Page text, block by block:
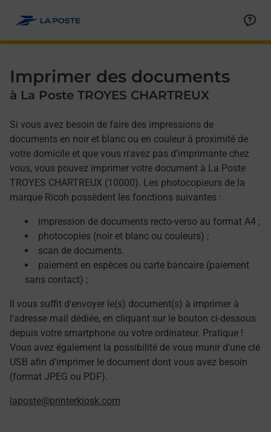
Imprimer des documents
à La Poste TROYES CHARTREUX
Si vous avez besoin de faire des impressions de
documents en noir et blanc ou en couleur à proximité de
votre domicile et que vous n'avez pas d'imprimante chez
vous, vous pouvez imprimer votre document à La Poste
TROYES CHARTREUX (10000). Les photocopieurs de la
marque Ricoh possèdent les fonctions suivantes :
impression de documents recto-verso au format A4 ;
photocopies (noir et blanc ou couleurs) ;
scan de documents.
paiement en espèces ou carte bancaire (paiement
sans contact) ;
Il vous suffit d'envoyer le(s) document(s) à imprimer à
l'adresse mail dédiée, en cliquant sur le bouton ci-dessous
depuis votre smartphone ou votre ordinateur. Pratique !
Vous avez également la possibilité de vous munir d'une clé
USB afin d'imprimer le document dont vous avez besoin
(format JPEG ou PDF).
laposte@printerkiosk.com